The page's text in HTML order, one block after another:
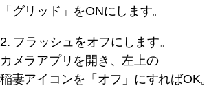
「グリッド」をONにします。
2. フラッシュをオフにします。
カメラアプリを開き、左上の
稲妻アイコンを「オフ」にすればOK。